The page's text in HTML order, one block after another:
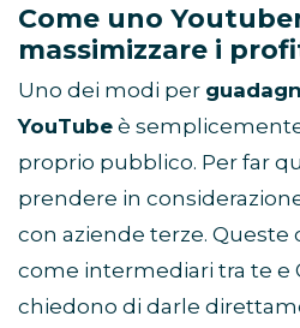
Come uno
massimizzare i
Uno dei modi per
YouTube è
proprio pubblico. Per far
prendere in
con aziende terze.
come intermediari tra te e
chiedono di darle